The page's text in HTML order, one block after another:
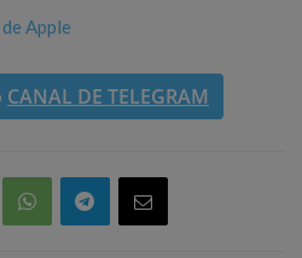
Apple
CANAL DE TELEGRAM